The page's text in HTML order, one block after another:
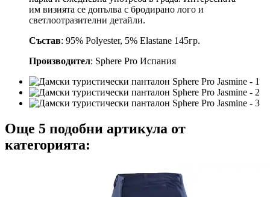
им визията се допълва с бродирано лого и
светлоотразителни детайли.
Състав: 95% Polyester, 5% Elastane 145гр.
Производител: Sphere Pro Испания
Още 5 подобни артикула от
категорията: